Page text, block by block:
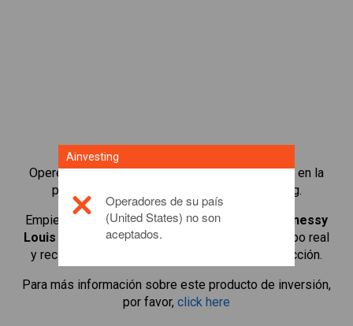
Opere en más de 1000 acciones internacionales en la
plataforma de trading de CFDs de Ainvesting.
Empiece a operar con CFDs enLVMH Moet Hennessy
Louis Vuitton SA. Obtenga cotizaciones en tiempo real
y reciba dividendos como si fuera titular de la acción.
Para más información sobre este producto de inversión,
por favor, click here
Ainvesting
Operadores de su país
(United States) no son
aceptados.